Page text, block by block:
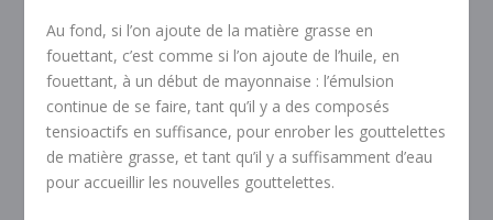
Au fond, si l’on ajoute de la matière grasse en
fouettant, c’est comme si l’on ajoute de l’huile, en
fouettant, à un début de mayonnaise : l’émulsion
continue de se faire, tant qu’il y a des composés
tensioactifs en suffisance, pour enrober les gouttelettes
de matière grasse, et tant qu’il y a suffisamment d’eau
pour accueillir les nouvelles gouttelettes.